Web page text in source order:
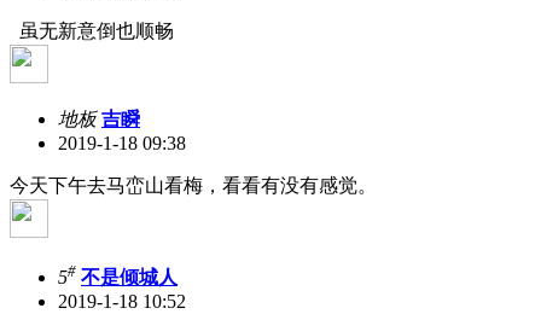
虽无新意倒也顺畅
地板 吉瞬
2019-1-18 09:38
今天下午去马峦山看梅，看看有没有感觉。
5# 不是倾城人
2019-1-18 10:52